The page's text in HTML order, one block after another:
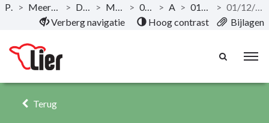
Naar hoofdinhoud
Publicaties > Meerjarenplan 2020-2025 - December 2019 > Documentatie AMJP > Meerjarenplan Overzicht > 01/12 Ouderenzorg > Actieplan> 01/12/KAP/01 Ouderenzorg >
01/12/KAP/01/20 Gebouwen- en omgevingsbeheer
Verberg navigatie
Hoog contrast Bijlagen
Terug